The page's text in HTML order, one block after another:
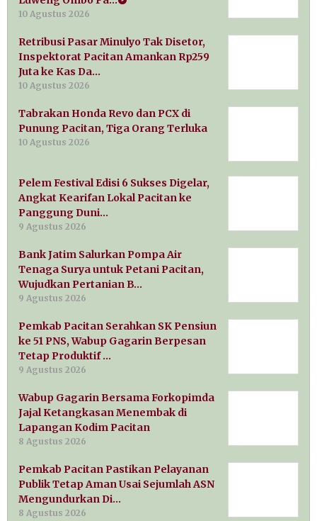
10 Agustus 2026
Retribusi Pasar Minulyo Tak Disetor,
Inspektorat Pacitan Amankan Rp259
Juta ke Kas Da…
10 Agustus 2026
Tabrakan Honda Revo dan PCX di
Punung Pacitan, Tiga Orang Terluka
10 Agustus 2026
Pelem Festival Edisi 6 Sukses Digelar,
Angkat Kearifan Lokal Pacitan ke
Panggung Duni…
9 Agustus 2026
Bank Jatim Salurkan Pompa Air
Tenaga Surya untuk Petani Pacitan,
Wujudkan Pertanian B…
9 Agustus 2026
Pemkab Pacitan Serahkan SK Pensiun
ke 51 PNS, Wabup Gagarin Berpesan
Tetap Produktif …
9 Agustus 2026
Wabup Gagarin Bersama Forkopimda
Jajal Ketangkasan Menembak di
Lapangan Kodim Pacitan
8 Agustus 2026
Pemkab Pacitan Pastikan Pelayanan
Publik Tetap Aman Usai Sejumlah ASN
Mengundurkan Di…
8 Agustus 2026